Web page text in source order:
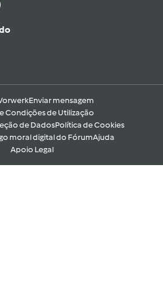
Enviar mensagem
Condições de Utilização
de DadosPolítica de Cookies
moral digital do FórumAjuda
Apoio Legal